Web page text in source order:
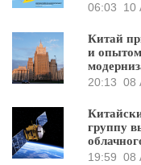
06:03
10
Китай
и
20:13 08
группу
19:59 08